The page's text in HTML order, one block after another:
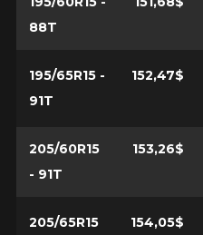
88T
195/65R15 -
91T
152,47$
205/60R15
- 91T
153,26$
205/65R15
154,05$